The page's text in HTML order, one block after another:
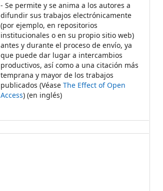
- Se permite y se anima a los autores a
difundir sus trabajos electrónicamente
(por ejemplo, en repositorios
institucionales o en su propio sitio web)
antes y durante el proceso de envío, ya
que puede dar lugar a intercambios
productivos, así como a una citación más
temprana y mayor de los trabajos
publicados (VéaseThe Effect of Open
Access) (en inglés)